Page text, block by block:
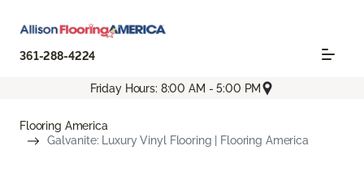
361-288-4224
Friday Hours: 8:00 AM - 5:00 PM
Flooring America
Galvanite: Luxury Vinyl Flooring | Flooring America